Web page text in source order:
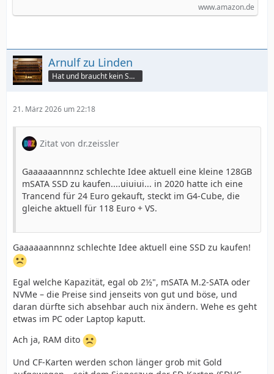
www.amazon.de
Arnulf zu Linden
Hat und braucht kein Smartphone!
21. März 2026 um 22:18
Zitat von dr.zeissler
Gaaaaaannnnz schlechte Idee aktuell eine kleine 128GB
mSATA SSD zu kaufen....uiuiui... in 2020 hatte ich eine
Trancend für 24 Euro gekauft, steckt im G4-Cube, die
gleiche aktuell für 118 Euro + VS.
Gaaaaaannnnz schlechte Idee aktuell eine SSD zu kaufen!
Egal welche Kapazität, egal ob 2½", mSATA M.2-SATA oder
NVMe – die Preise sind jenseits von gut und böse, und
daran dürfte sich absehbar auch nix ändern. Wehe es geht
etwas im PC oder Laptop kaputt.
Ach ja, RAM dito
Und CF-Karten werden schon länger grob mit Gold